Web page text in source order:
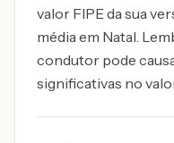
valor FIPE da sua
média em Natal.
condutor pode
significativas no